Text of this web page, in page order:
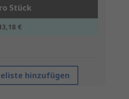
Stück
€
hinzufügen